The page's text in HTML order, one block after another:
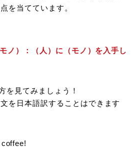
を当てています。
ノ）：（人）に（モノ）を入手し
を見てみましょう！
を日本語訳することはできます